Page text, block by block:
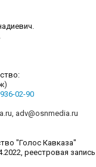
02-90
adv@osnmedia.ru
"Голос Кавказа"
реестровая запись